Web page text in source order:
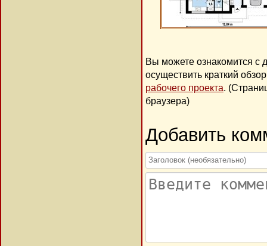
Вы можете ознакомится с
осуществить краткий
рабочего проекта.
браузера)
Добавить